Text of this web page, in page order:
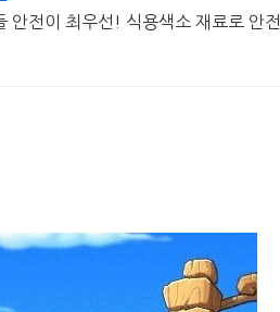
안전이 최우선! 식용색소 재료로 안전